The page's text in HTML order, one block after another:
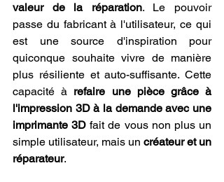
valeur de la réparation. Le pouvoir
passe du fabricant à l'utilisateur, ce qui
est une source d'inspiration pour
quiconque souhaite vivre de manière
plus résiliente et auto-suffisante. Cette
capacité à refaire une pièce grâce à
l'impression 3D à la demande avec une
imprimante 3D fait de vous non plus un
simple utilisateur, mais un créateur et un
réparateur.